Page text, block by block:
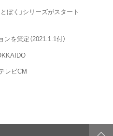
ぼく」シリーズがスタート
を策定（2021.1.1付）
レビCM